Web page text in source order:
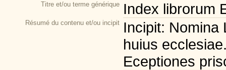
Titre et/ou terme générique Index librorum
Résumé du contenu et/ou incipit Incipit: Nomina
huius
Eceptiones